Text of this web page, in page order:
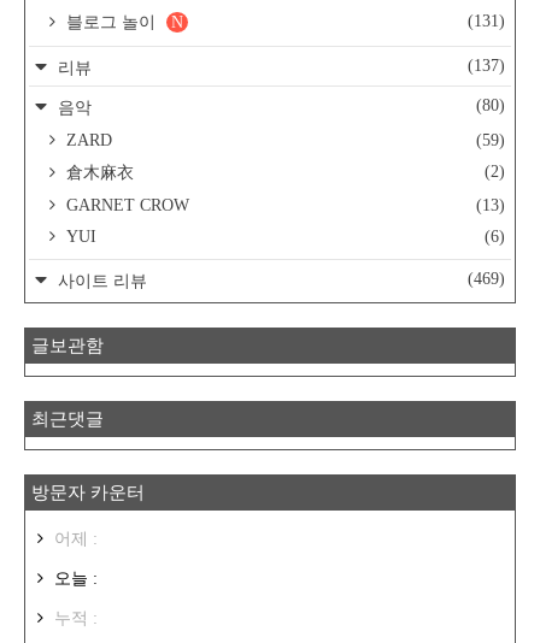
블로그 놀이
(131)
N
리뷰 (137)
음악
(80)
ZARD
(59)
倉木麻衣
(2)
GARNET CROW
(13)
YUI
(6)
사이트 리뷰 (469)
글보관함
최근댓글
방문자 카운터
어제 :
오늘 :
누적 :